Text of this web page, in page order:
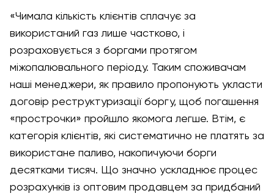
«Чимала кількість клієнтів сплачує за
використаний газ лише частково, і
розраховується з боргами протягом
міжопалювального періоду. Таким споживачам
наші менеджери, як правило пропонують укласти
договір реструктуризації боргу, щоб погашення
«прострочки» пройшло якомога легше. Втім, є
категорія клієнтів, які систематично не платять за
використане паливо, накопичуючи борги
десятками тисяч. Що значно ускладнює процес
розрахунків із оптовим продавцем за придбаний